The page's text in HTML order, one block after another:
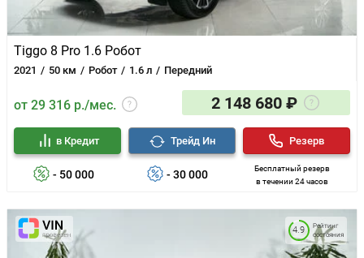
Tiggo 8 Pro 1.6 Робот
2021 50 км Робот 1.6 л Передний
от 29 316 р./мес. 2 148 680 ₽
- 50 000
в Кредит
- 30 000
Трейд Ин
Бесплатный резерв
в течении 24 часов
Резерв
Рейтинг
состояния
4.9